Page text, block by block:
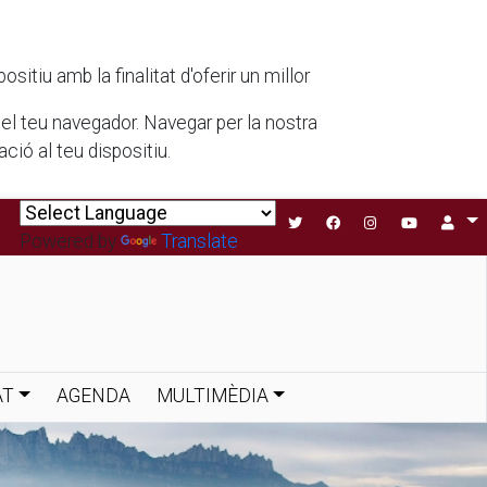
amb la finalitat d'oferir un millor
navegador. Navegar per la nostra
al teu dispositiu.
Powered by Translate
AGENDA MULTIMÈDIA